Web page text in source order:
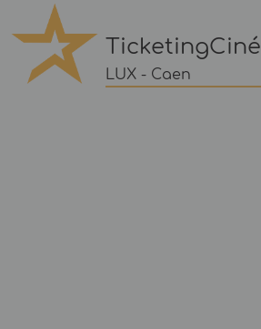
TicketingCiné
LUX - Caen